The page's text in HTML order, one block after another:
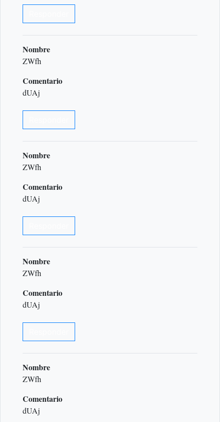
Nombre
ZWfh
Comentario
dUAj
Nombre
ZWfh
Comentario
dUAj
Nombre
ZWfh
Comentario
dUAj
Nombre
ZWfh
Comentario
dUAj